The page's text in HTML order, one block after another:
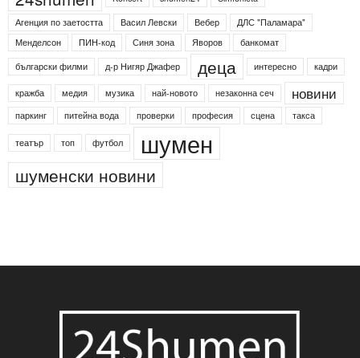
Агенция по заетостта
Васил Левски Вебер
ДЛС "Паламара"
Менделсон
ПИН-код Синя зона Яворов
банкомат
български филми
д-р Нигяр Джафер деца интересно кадри
кражба медия музика най-новото незаконна сеч новини
паркинг питейна вода проверки професия сцена такса
театър топ футбол шумен
шуменски новини